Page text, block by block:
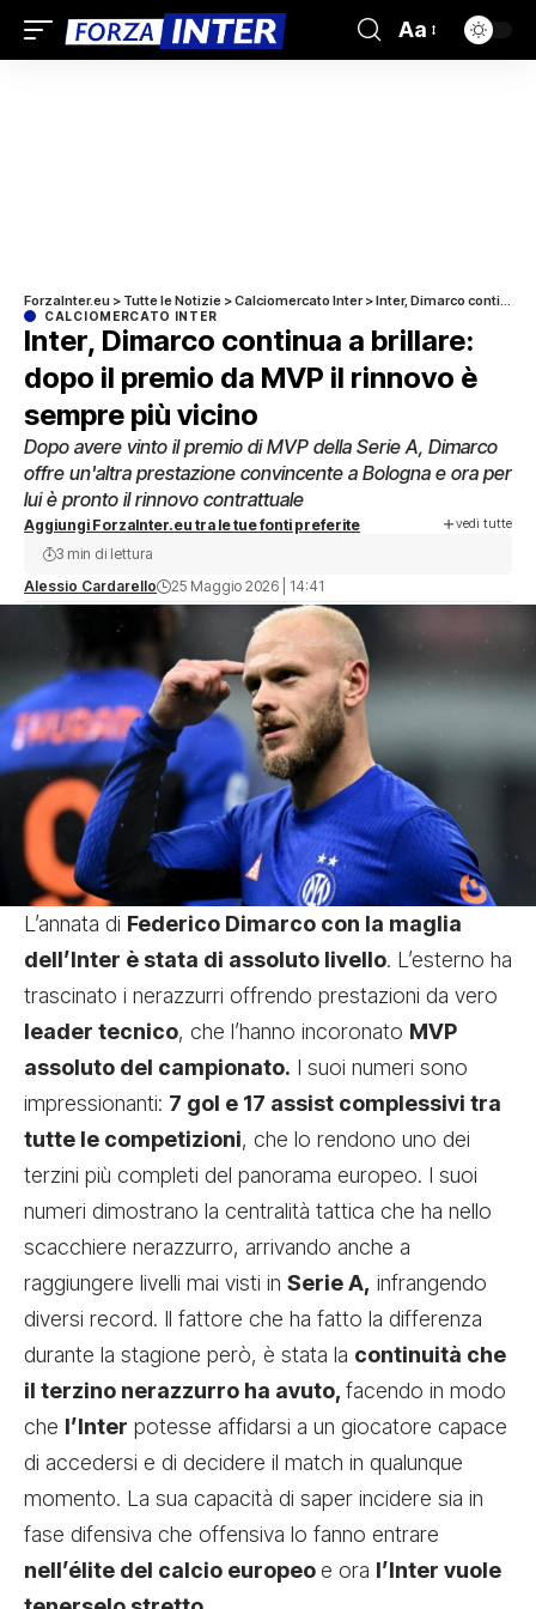
Aa
ForzaInter.eu > Tutte le Notizie >Calciomercato Inter>Inter, Dimarco continua a brillare: dopo il premio da MVP il rinnovo è sempre più vicino
CALCIOMERCATO INTER
Inter, Dimarco continua a brillare:
dopo il premio da MVP il rinnovo è
sempre più vicino
Dopo avere vinto il premio di MVP della Serie A, Dimarco
offre un'altra prestazione convincente a Bologna e ora per
lui è pronto il rinnovo contrattuale
Aggiungi ForzaInter.eu tra le tue fonti preferite vedi tutte
Alessio Cardarello 25 Maggio 2026 | 14:41
3 min di lettura
L’annata di Federico Dimarco con la maglia
dell’Inter è stata di assoluto livello. L’esterno ha
trascinato i nerazzurri offrendo prestazioni da vero
leader tecnico, che l’hanno incoronato MVP
assoluto del campionato. I suoi numeri sono
impressionanti: 7 gol e 17 assist complessivi tra
tutte le competizioni, che lo rendono uno dei
terzini più completi del panorama europeo. I suoi
numeri dimostrano la centralità tattica che ha nello
scacchiere nerazzurro, arrivando anche a
raggiungere livelli mai visti in Serie A, infrangendo
diversi record. Il fattore che ha fatto la differenza
durante la stagione però, è stata la continuità che
il terzino nerazzurro ha avuto, facendo in modo
che l’Inter potesse affidarsi a un giocatore capace
di accedersi e di decidere il match in qualunque
momento. La sua capacità di saper incidere sia in
fase difensiva che offensiva lo fanno entrare
nell’élite del calcio europeoe ora l’Inter vuole